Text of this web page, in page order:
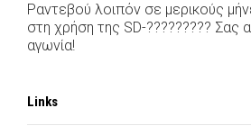
Ραντεβού λοιπόν σε μερικούς
στη χρήση της SD-????????? Σας
αγωνία!
Links